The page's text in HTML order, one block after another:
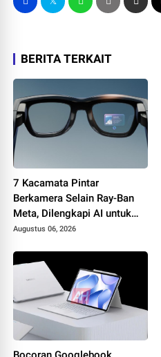
BERITA TERKAIT
7 Kacamata Pintar
Berkamera Selain Ray-Ban
Meta, Dilengkapi AI untuk
Foto, Video, hingga
Augustus 06, 2026